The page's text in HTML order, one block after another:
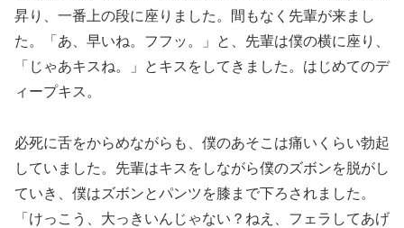
昇り、一番上の段に座りました。間もなく先輩が来まし
た。「あ、早いね。フフッ。」と、先輩は僕の横に座り、
「じゃあキスね。」とキスをしてきました。はじめてのデ
ィープキス。
必死に舌をからめながらも、僕のあそこは痛いくらい勃起
していました。先輩はキスをしながら僕のズボンを脱がし
ていき、僕はズボンとパンツを膝まで下ろされました。
「けっこう、大っきいんじゃない？ねえ、フェラしてあげ